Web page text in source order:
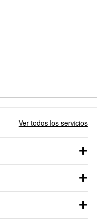
Ver todos los servicios
vehículo y cargarse en
te ayudará a encontrar
o desmonta el